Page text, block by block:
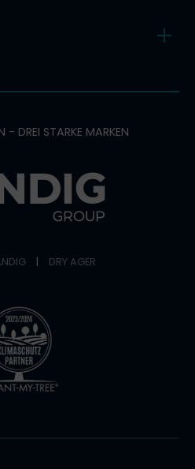
- DREI STARKE MARKEN
| DRY AGER